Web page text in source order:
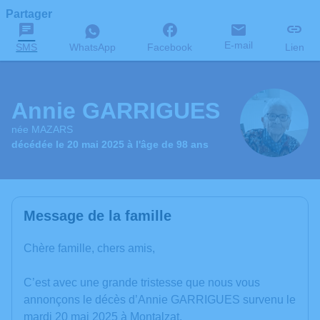
Partager
SMS WhatsApp Facebook E-mail Lien
Annie GARRIGUES
née MAZARS
décédée le 20 mai 2025 à l'âge de 98 ans
Message de la famille
Chère famille, chers amis,
C’est avec une grande tristesse que nous vous
annonçons le décès d’Annie GARRIGUES survenu le
mardi 20 mai 2025 à Montalzat.